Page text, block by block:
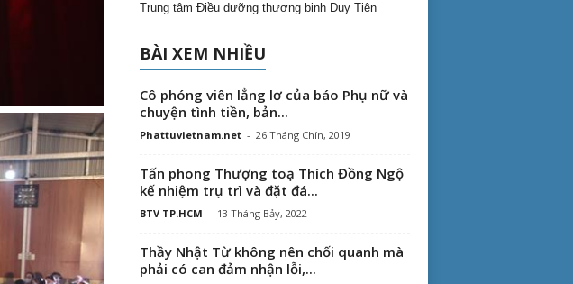
Trung tâm Điều dưỡng thương binh Duy Tiên
BÀI XEM NHIỀU
Cô phóng viên lẳng lơ của báo Phụ nữ và
chuyện tình tiền, bản...
Phattuvietnam.net - 26 Tháng Chín, 2019
Tấn phong Thượng toạ Thích Đồng Ngộ
kế nhiệm trụ trì và đặt đá...
BTV TP.HCM - 13 Tháng Bảy, 2022
Thầy Nhật Từ không nên chối quanh mà
phải có can đảm nhận lỗi,...